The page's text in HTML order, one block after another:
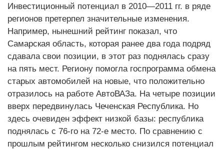
Инвестиционный потенциал в 2010—2011 гг. в ряде
регионов претерпел значительные изменения.
Например, нынешний рейтинг показал, что
Самарская область, которая ранее два года подряд
сдавала свои позиции, в этот раз поднялась сразу
на пять мест. Региону помогла госпрограмма обмена
старых автомобилей на новые, что положительно
отразилось на работе АвтоВАЗа. На четыре позиции
вверх передвинулась Чеченская Республика. Но
здесь очевиден эффект низкой базы: республика
поднялась с 76-го на 72-е место. По сравнению с
прошлым рейтингом несколько снизился потенциал